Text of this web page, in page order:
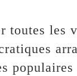
toutes les
populaires